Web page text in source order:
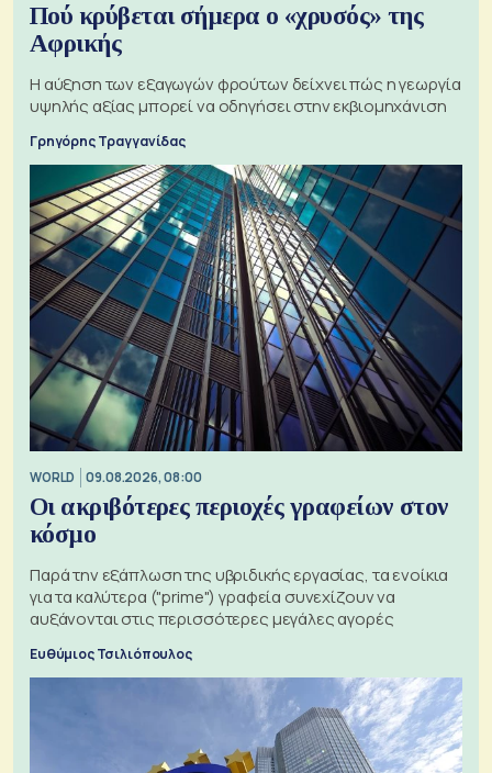
Πού κρύβεται σήμερα ο «χρυσός» της
Αφρικής
Η αύξηση των εξαγωγών φρούτων δείχνει πώς η γεωργία
υψηλής αξίας μπορεί να οδηγήσει στην εκβιομηχάνιση
Γρηγόρης Τραγγανίδας
WORLD 09.08.2026, 08:00
Οι ακριβότερες περιοχές γραφείων στον
κόσμο
Παρά την εξάπλωση της υβριδικής εργασίας, τα ενοίκια
για τα καλύτερα ("prime") γραφεία συνεχίζουν να
αυξάνονται στις περισσότερες μεγάλες αγορές
Ευθύμιος Τσιλιόπουλος